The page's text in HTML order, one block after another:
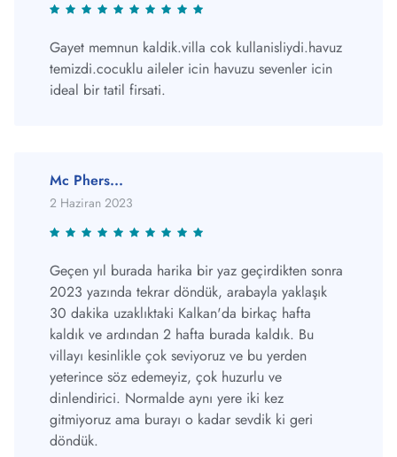
Gayet memnun kaldik.villa cok kullanisliydi.havuz
temizdi.cocuklu aileler icin havuzu sevenler icin
ideal bir tatil firsati.
Mc Phers...
2 Haziran 2023
Geçen yıl burada harika bir yaz geçirdikten sonra
2023 yazında tekrar döndük, arabayla yaklaşık
30 dakika uzaklıktaki Kalkan'da birkaç hafta
kaldık ve ardından 2 hafta burada kaldık. Bu
villayı kesinlikle çok seviyoruz ve bu yerden
yeterince söz edemeyiz, çok huzurlu ve
dinlendirici. Normalde aynı yere iki kez
gitmiyoruz ama burayı o kadar sevdik ki geri
döndük.